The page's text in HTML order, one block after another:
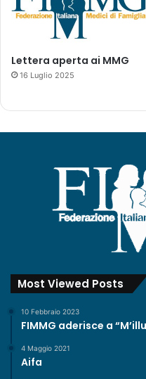
Lettera aperta ai MMG
16 Luglio 2025
Most Viewed Posts
10 Febbraio 2023
FIMMG aderisce a
4 Maggio 2021
Aifa